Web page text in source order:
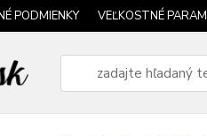
PODMIENKY VEĽKOSTNÉ